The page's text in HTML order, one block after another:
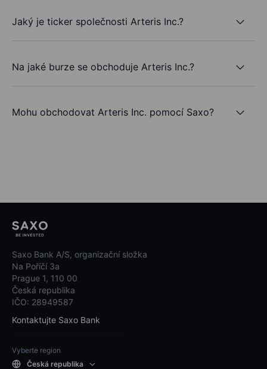
Jaký je ticker společnosti Arteris Inc.?
Na jaké burze se obchoduje Arteris Inc.?
Mohu obchodovat Arteris Inc. pomocí Saxo?
Saxo Bank A/S, organizační složka
Na Poříčí 3a
Prague 1, 110 00
Česká republika
IČO: 28949587
Kontaktujte Saxo Bank
Vyberte region
Česká republika